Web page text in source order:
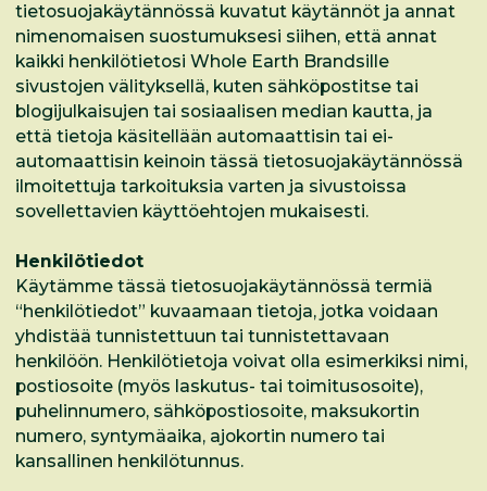
tietosuojakäytännössä kuvatut käytännöt ja annat
nimenomaisen suostumuksesi siihen, että annat
kaikki henkilötietosi Whole Earth Brandsille
sivustojen välityksellä, kuten sähköpostitse tai
blogijulkaisujen tai sosiaalisen median kautta, ja
että tietoja käsitellään automaattisin tai ei-
automaattisin keinoin tässä tietosuojakäytännössä
ilmoitettuja tarkoituksia varten ja sivustoissa
sovellettavien käyttöehtojen mukaisesti.
Henkilötiedot
Käytämme tässä tietosuojakäytännössä termiä
“henkilötiedot” kuvaamaan tietoja, jotka voidaan
yhdistää tunnistettuun tai tunnistettavaan
henkilöön. Henkilötietoja voivat olla esimerkiksi nimi,
postiosoite (myös laskutus- tai toimitusosoite),
puhelinnumero, sähköpostiosoite, maksukortin
numero, syntymäaika, ajokortin numero tai
kansallinen henkilötunnus.